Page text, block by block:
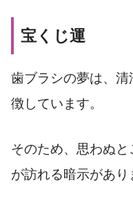
宝くじ運
歯ブラシの夢は、
徴しています。
そのため、思わぬ
が訪れる暗示があり